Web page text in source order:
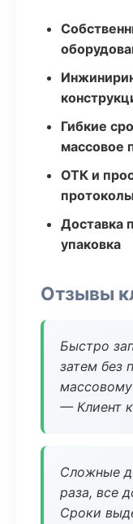
Гибкие
массовое
ОТК и
Доставка
упаковка
Отзывы
Быстро
затем без
— Клиент
Сложные
раза, все
Сроки